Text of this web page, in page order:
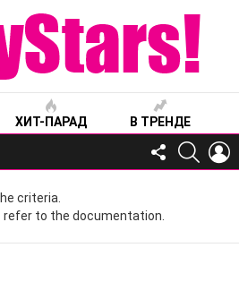
ХИТ-ПАРАД В ТРЕНДЕ
FOLLOW
US
criteria.
to the documentation.